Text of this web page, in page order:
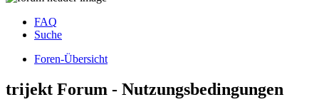
FAQ
Suche
Foren-Übersicht
trijekt Forum - Nutzungsbedingungen